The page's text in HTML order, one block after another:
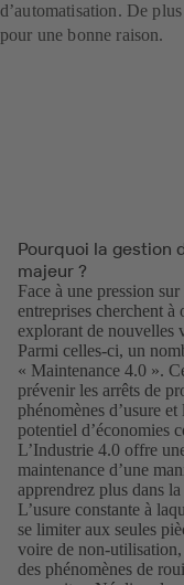
d’automatisation. De
pour une bonne raison.
Pourquoi la gestion
majeur ?
Face à une pression
entreprises cherchent
explorant de nouvelles
Parmi celles-ci, un
« Maintenance 4.0 ».
prévenir les arrêts de
phénomènes d’usure
potentiel d’économies
L’Industrie 4.0 offre
maintenance d’une
apprendrez plus dans
L’usure constante à
se limiter aux seules
voire de non-utilisation,
des phénomènes de